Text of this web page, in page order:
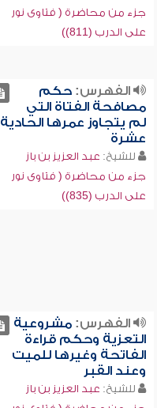
جزء من محاضرة ( فتاوى نور
على الدرب (811))
الفهرس:حكم
مصافحة الفتاة التي
لم يتجاوز عمرها الحادية
عشرة
للشيخ: عبد العزيز بن باز
جزء من محاضرة ( فتاوى نور
على الدرب (835))
الفهرس:مشروعية
التعزية وحكم قراءة
الفاتحة وغيرها للميت
وعند القبر
للشيخ: عبد العزيز بن باز